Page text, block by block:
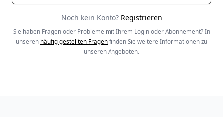
Noch kein Konto? Registrieren
Sie haben Fragen oder Probleme mit Ihrem Login oder Abonnement? In
unseren häufig gestellten Fragen finden Sie weitere Informationen zu
unseren Angeboten.